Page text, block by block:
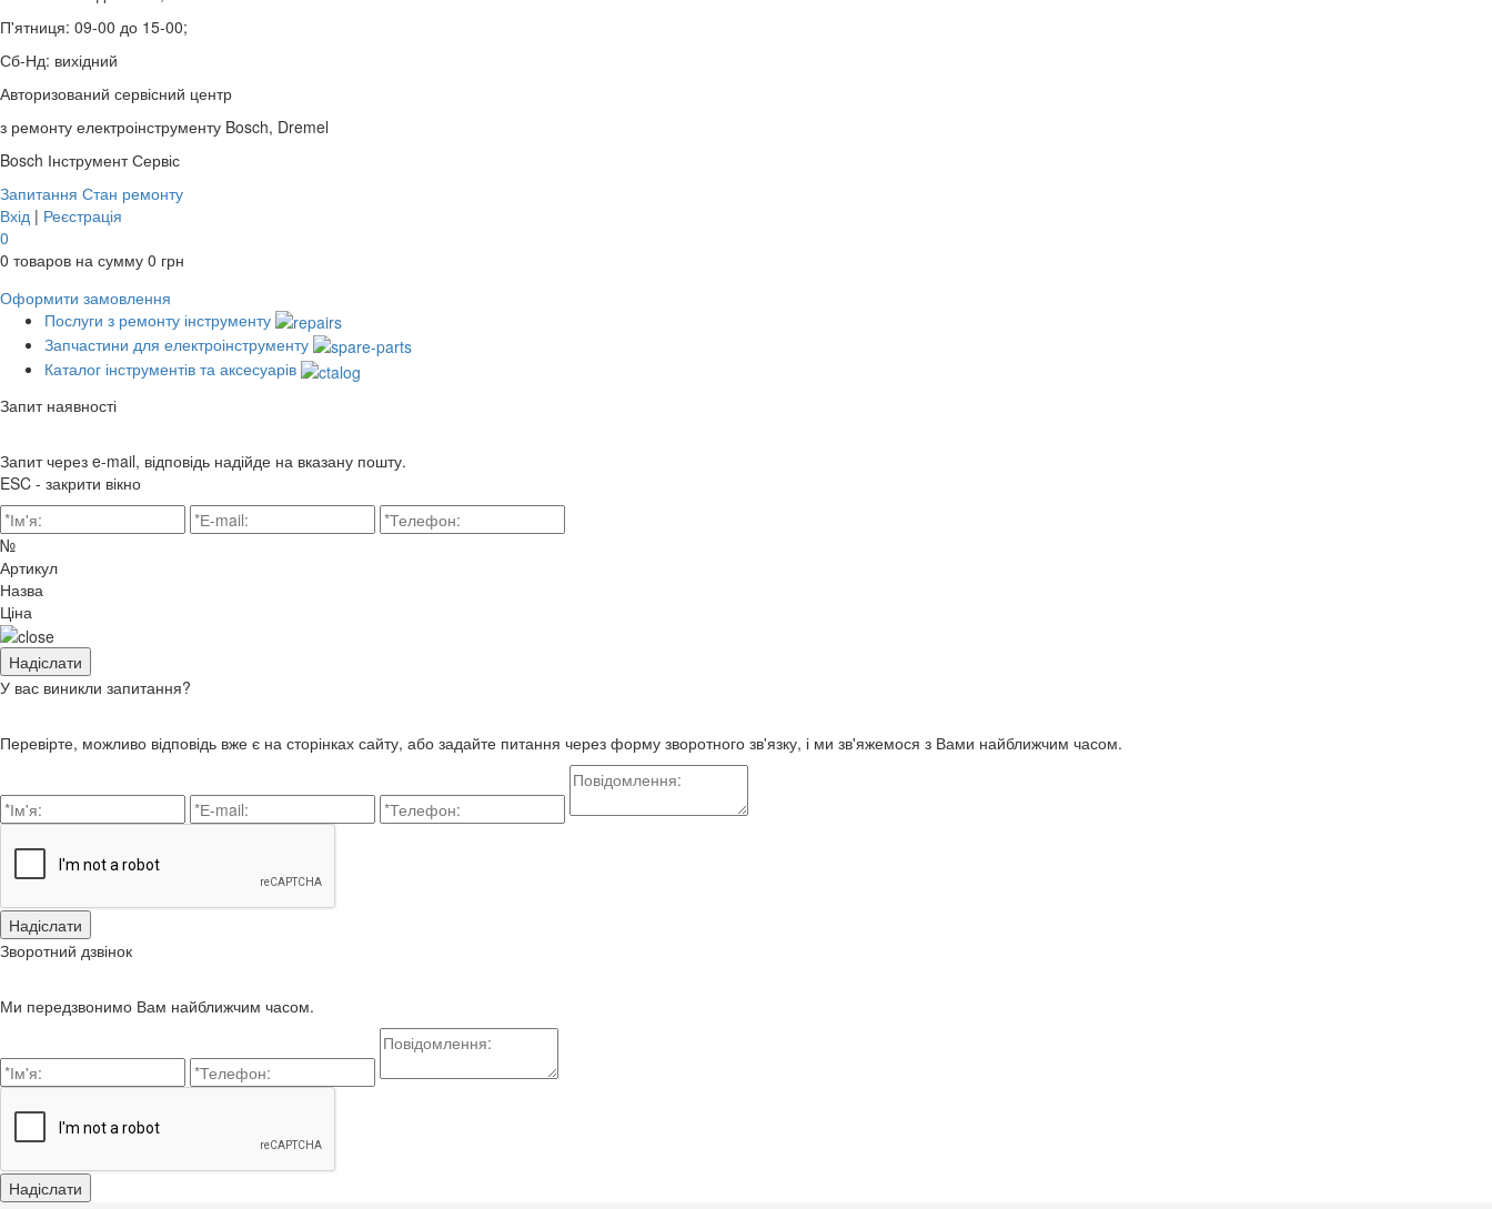
П'ятниця: 09-00 до 15-00;
Сб-Нд: вихідний
Авторизований сервісний центр
з ремонту електроінструменту Bosch, Dremel
Bosch Інструмент Сервіс
Запитання Стан ремонту
Вхід | Реєстрація
0
0 товаров на сумму 0 грн
Оформити замовлення
Послуги з ремонту інструменту
Запчастини для електроінструменту
Каталог інструментів та аксесуарів
Запит наявності
Запит через e-mail, відповідь надійде на вказану пошту.
ESC - закрити вікно
№
Артикул
Назва
Ціна
У вас виникли запитання?
Перевірте, можливо відповідь вже є на сторінках сайту, або задайте питання через форму зворотного зв'язку, і ми зв'яжемося з Вами найближчим часом.
Зворотний дзвінок
Ми передзвонимо Вам найближчим часом.